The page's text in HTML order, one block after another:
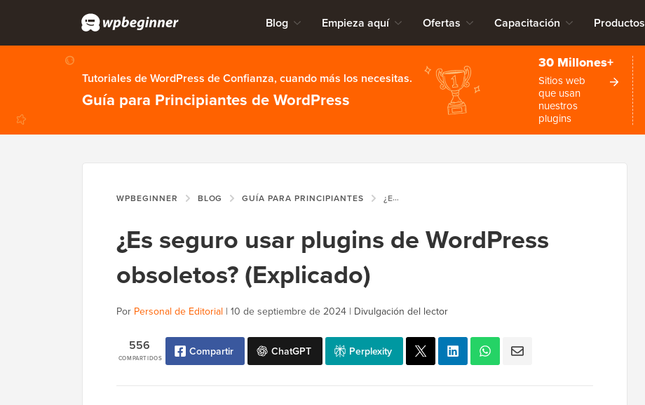
Blog Empieza aquí Ofertas Capacitación Productos
Tutoriales de WordPress de Confianza, cuando más los necesitas.
Guía para Principiantes de WordPress
30 Millones+
Sitios web
que usan
nuestros
plugins
WPBEGINNER BLOG GUÍA PARA PRINCIPIANTES ¿ES SEGURO USAR PLUGINS DE WORDPRESS OBSOLETOS? (EXPLICADO)
¿Es seguro usar plugins de WordPress
obsoletos? (Explicado)
Por Personal de Editorial | 10 de septiembre de 2024 | Divulgación del lector
COMPARTIDOS
556 Compartir ChatGPT Perplexity